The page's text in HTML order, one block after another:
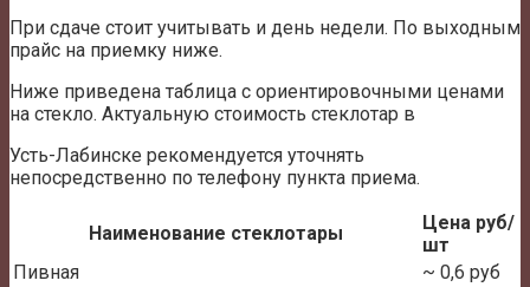
При сдаче стоит учитывать и день недели. По выходным
прайс на приемку ниже.
Ниже приведена таблица с ориентировочными ценами
на стекло. Актуальную стоимость стеклотар в
Усть-Лабинске рекомендуется уточнять
непосредственно по телефону пункта приема.
Наименование стеклотары
Цена руб/
шт
Пивная
~ 0,6 руб